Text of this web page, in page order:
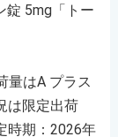
錠 5mg「トー
量はA プラス
は限定出荷
時期：2026年